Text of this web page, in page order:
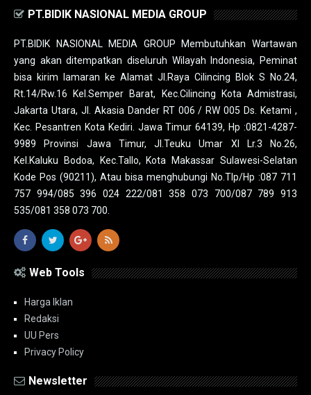
PT.BIDIK NASIONAL MEDIA GROUP
PT.BIDIK NASIONAL MEDIA GROUP Membutuhkan Wartawan
yang akan ditempatkan diseluruh Wilayah Indonesia, Peminat
bisa kirim lamaran ke Alamat Jl.Raya Cilincing Blok S No.24,
Rt.14/Rw.16 Kel.Semper Barat, Kec.Cilincing Kota Admistrasi,
Jakarta Utara, Jl. Akasia Dander RT 006 / RW 005 Ds. Ketami ,
Kec. Pesantren Kota Kediri. Jawa Timur 64139, Hp :0821-4287-
9989 Provinsi Jawa Timur, Jl.Teuku Umar XI Lr.3 No.26,
Kel.Kaluku Bodoa, Kec.Tallo, Kota Makassar Sulawesi-Selatan
Kode Pos (90211), Atau bisa menghubungi No.Tlp/Hp :087 711
757 994/085 396 024 222/081 358 073 700/087 789 913
535/081 358 073 700.
Web Tools
Harga Iklan
Redaksi
UU Pers
Privacy Policy
Newsletter